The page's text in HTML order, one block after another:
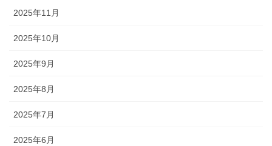
2025年11月
2025年10月
2025年9月
2025年8月
2025年7月
2025年6月